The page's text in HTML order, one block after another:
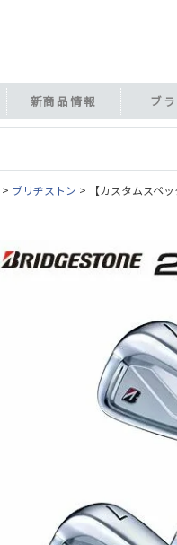
新商品情報 ブ
ブリヂストン 【カスタムスペ